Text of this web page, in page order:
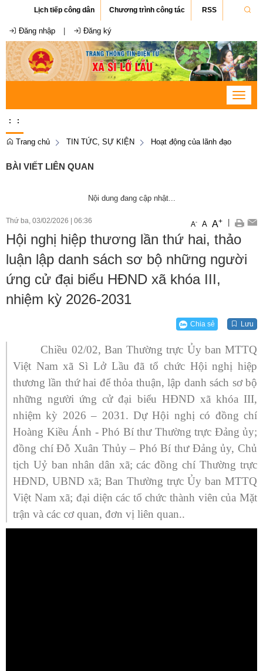
Lịch tiếp công dân Chương trình công tác RSS
Đăng nhập Đăng ký
Toggle
: :
Trang chủ TIN TỨC, SỰ KIỆN Hoạt động của lãnh đạo
BÀI VIẾT LIÊN QUAN
Nội dung đang cập nhật...
Thứ ba, 03/02/2026 06:36 A- A A+
Hội nghị hiệp thương lần thứ hai, thảo
luận lập danh sách sơ bộ những người
ứng cử đại biểu HĐND xã khóa III,
nhiệm kỳ 2026-2031
Chia sẻ Lưu
Chiều 02/02, Ban Thường trực Ủy ban MTTQ
Việt Nam xã Sì Lở Lầu đã tổ chức Hội nghị hiệp
thương lần thứ hai để thỏa thuận, lập danh sách sơ bộ
những người ứng cử đại biểu HĐND xã khóa III,
nhiệm kỳ 2026 – 2031. Dự Hội nghị có đồng chí
Hoàng Kiều Ánh - Phó Bí thư Thường trực Đảng ủy;
đồng chí Đỗ Xuân Thủy – Phó Bí thư Đảng ủy, Chủ
tịch Uỷ ban nhân dân xã; các đồng chí Thường trực
HĐND, UBND xã; Ban Thường trực Ủy ban MTTQ
Việt Nam xã; đại diện các tổ chức thành viên của Mặt
trận và các cơ quan, đơn vị liên quan..